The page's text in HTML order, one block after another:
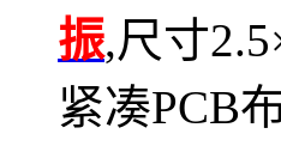
振,尺寸
紧凑PCB